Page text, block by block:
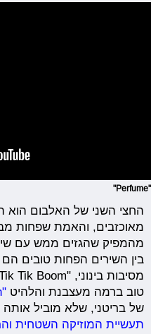
"Perfume"
החצי השני של האלבום הוא
מאוכזבים, והאמת שפחות
מהמפיק שהגזים ממש עם
טוב ברמה מעצבנת והלהיט"Work B**Ch"
של בריטני, שלא מוביל
תעשיית המוזיקה השטחית